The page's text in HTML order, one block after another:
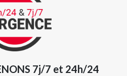
7j/7 et 24h/24